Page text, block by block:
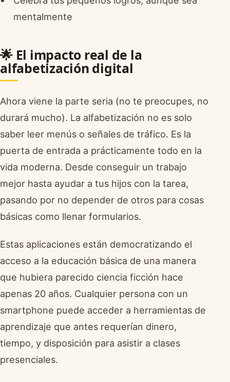
mentalmente
🌟 El impacto real de la
alfabetización digital
Ahora viene la parte seria (no te preocupes, no
durará mucho). La alfabetización no es solo
saber leer menús o señales de tráfico. Es la
puerta de entrada a prácticamente todo en la
vida moderna. Desde conseguir un trabajo
mejor hasta ayudar a tus hijos con la tarea,
pasando por no depender de otros para cosas
básicas como llenar formularios.
Estas aplicaciones están democratizando el
acceso a la educación básica de una manera
que hubiera parecido ciencia ficción hace
apenas 20 años. Cualquier persona con un
smartphone puede acceder a herramientas de
aprendizaje que antes requerían dinero,
tiempo, y disposición para asistir a clases
presenciales.